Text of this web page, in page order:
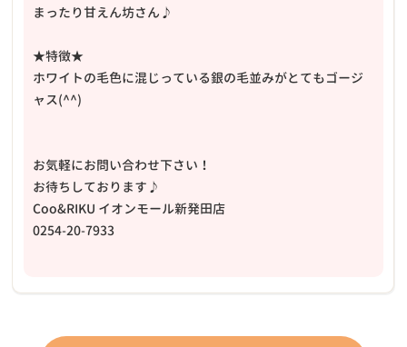
まったり甘えん坊さん♪
★特徴★
ホワイトの毛色に混じっている銀の毛並みがとてもゴージ
ャス(^^)
お気軽にお問い合わせ下さい！
お待ちしております♪
Coo&RIKU イオンモール新発田店
0254-20-7933